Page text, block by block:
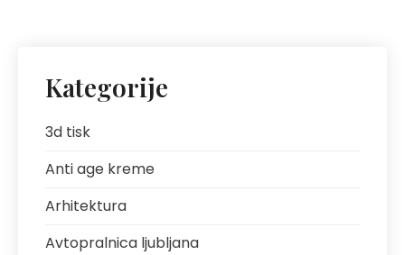
Kategorije
3d tisk
Anti age kreme
Arhitektura
Avtopralnica ljubljana